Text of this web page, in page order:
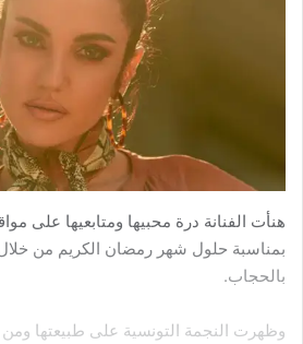
هنأت الفنانة درة محبيها ومتابعيها على
بمناسبة حلول شهر رمضان الكريم من
بالحجاب.
وظهرت النجمة التونسية على طبيعتها